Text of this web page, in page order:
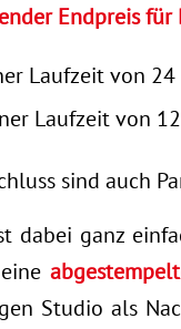
Endpreis für
Laufzeit von
Laufzeit von
sind auch
dabei ganz
Studio als